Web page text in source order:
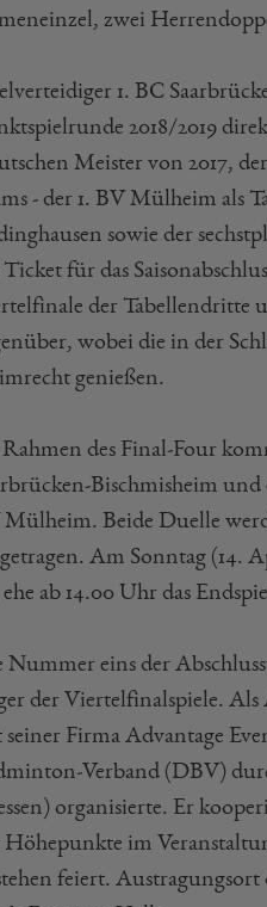
zwei
1. BC
2018/2019
Meister von 2017,
- der 1. BV Mülheim als
sowie der
Ticket für das
der Tabellendritte
wobei die in der
genießen.
des Final-Four
Bischmisheim
Beide Duelle
Am Sonntag (14.
ehe ab 14.00 Uhr das
Nummer eins der
der Viertelfinalspiele.
Firma Advantage
Verband (DBV)
organisierte. Er
Höhepunkte im
feiert. Austragungsort